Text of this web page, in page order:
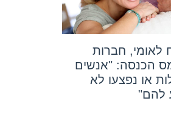
לאומי, חברות
הכנסה: "אנשים
או נפצעו לא
להם"